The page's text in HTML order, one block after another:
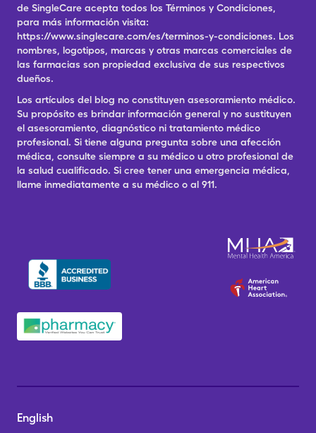
de SingleCare acepta todos los Términos y Condiciones,
para más información visita:
https://www.singlecare.com/es/terminos-y-condiciones. Los
nombres, logotipos, marcas y otras marcas comerciales de
las farmacias son propiedad exclusiva de sus respectivos
dueños.
Los artículos del blog no constituyen asesoramiento médico.
Su propósito es brindar información general y no sustituyen
el asesoramiento, diagnóstico ni tratamiento médico
profesional. Si tiene alguna pregunta sobre una afección
médica, consulte siempre a su médico u otro profesional de
la salud cualificado. Si cree tener una emergencia médica,
llame inmediatamente a su médico o al 911.
English